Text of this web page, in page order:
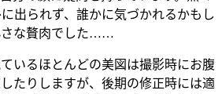
出られず、誰かに気づかれるかもし
さな贅肉でした……
いるほとんどの美図は撮影時にお腹
たりしますが、後期の修正時には適